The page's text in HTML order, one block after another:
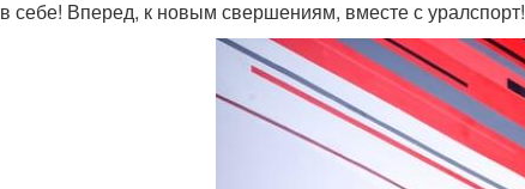
в себе! Вперед, к новым свершениям, вместе с уралспорт!